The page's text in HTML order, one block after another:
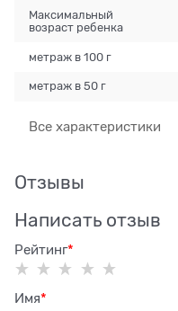
Максимальный
возраст ребенка
метраж в 100 г
метраж в 50 г
Все характеристики
Отзывы
Написать отзыв
Рейтинг
Имя